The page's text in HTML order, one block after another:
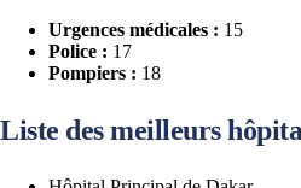
Urgences médicales : 15
Police : 17
Pompiers : 18
Liste des meilleurs